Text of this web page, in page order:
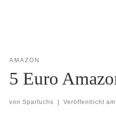
AMAZON
5 Euro
von Sparfuchs Veröffentlicht am
…